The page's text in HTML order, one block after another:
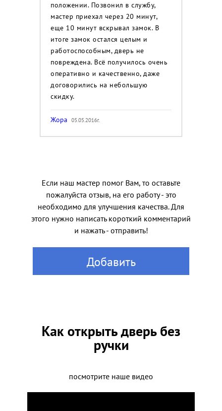
положении. Позвонил в службу,
мастер приехал через 20 минут,
еще 10 минут вскрывал замок. В
итоге замок остался целым и
работоспособным, дверь не
повреждена. Всё получилось очень
оперативно и качественно, даже
договорились на небольшую
скидку.
Жора 05.05.2016г.
Если наш мастер помог Вам, то оставьте
пожалуйста отзыв, на его работу - это
необходимо для улучшения качества. Для
этого нужно написать короткий комментарий
и нажать - отправить!
Добавить
Как открыть дверь без
ручки
посмотрите наше видео